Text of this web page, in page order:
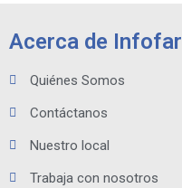
Acerca de Infofar
Quiénes Somos
Contáctanos
Nuestro local
Trabaja con nosotros